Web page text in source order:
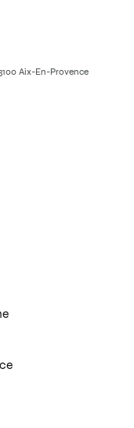
Aix-En-Provence